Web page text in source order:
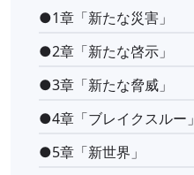
●1章「新たな災害」
●2章「新たな啓示」
●3章「新たな脅威」
●4章「ブレイクスルー」
●5章「新世界」